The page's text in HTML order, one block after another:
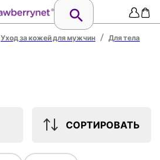
Уход за кожей для мужчин / Для тела
СОРТИРОВАТЬ